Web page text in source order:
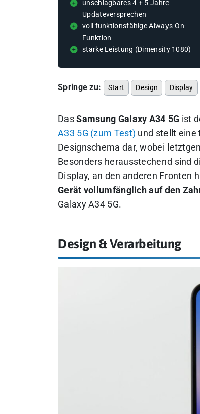
unschlagbares 4 + 5 Jahre
Updateversprechen
voll funktionsfähige Always-On-
Funktion
starke Leistung (Dimensity 1080)
Springe zu: Start Design Display
DasSamsung Galaxy A34 5G ist
A33 5G (zum Test) und stellt eine
Designschema dar, wobei
Besonders herausstechend sind
Display, an den anderen Fronten
Gerät vollumfänglich auf den
Galaxy A34 5G.
Design & Verarbeitung